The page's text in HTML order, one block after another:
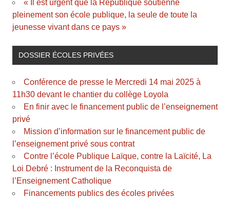
« Il est urgent que la République soutienne
pleinement son école publique, la seule de toute la
jeunesse vivant dans ce pays »
DOSSIER ÉCOLES PRIVÉES
Conférence de presse le Mercredi 14 mai 2025 à
11h30 devant le chantier du collège Loyola
En finir avec le financement public de l’enseignement
privé
Mission d’information sur le financement public de
l’enseignement privé sous contrat
Contre l’école Publique Laïque, contre la Laïcité, La
Loi Debré : Instrument de la Reconquista de
l’Enseignement Catholique
Financements publics des écoles privées